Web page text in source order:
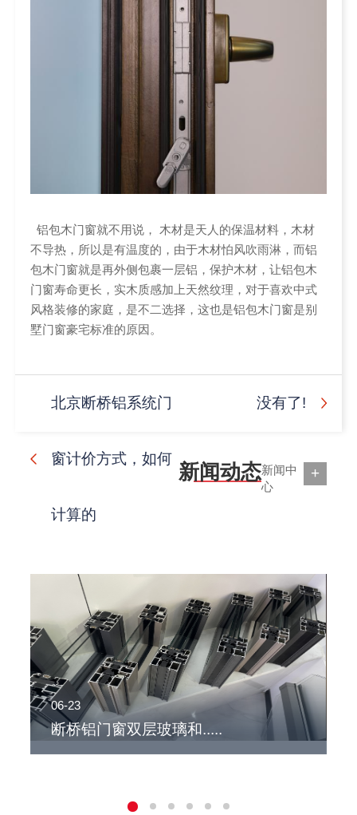
铝包木门窗就不用说， 木材是天人的保温材料，木材
不导热，所以是有温度的，由于木材怕风吹雨淋，而铝
包木门窗就是再外侧包裹一层铝，保护木材，让铝包木
门窗寿命更长，实木质感加上天然纹理，对于喜欢中式
风格装修的家庭，是不二选择，这也是铝包木门窗是别
墅门窗豪宅标准的原因。
北京断桥铝系统门
窗计价方式，如何
计算的
没有了!
新闻动态 +
新闻中
心
06-23
断桥铝门窗双层玻璃和.....